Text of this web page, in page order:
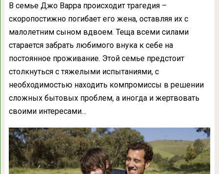
В семье Джо Варра происходит трагедия –
скоропостижно погибает его жена, оставляя их с
малолетним сыном вдвоем. Теща всеми силами
старается забрать любимого внука к себе на
постоянное проживание. Этой семье предстоит
столкнуться с тяжелыми испытаниями, с
необходимостью находить компромиссы в решении
сложных бытовых проблем, а иногда и жертвовать
своими интересами…